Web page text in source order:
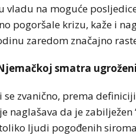
vladu na moguće
pogoršale krizu, kaže i
zaredom značajno
smatra
se zvanično, prema
naglašava da je
ljudi pogođenih